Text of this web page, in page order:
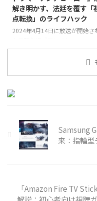
解き明かす、法廷を覆す「
点転換」のライフハック
2024年4月14日に放送が開始さ
は、その衝撃的なストーリー展
で多くの視聴者を惹きつけまし
される日本の刑事裁判において、
殺人犯をも無罪にしてしまう
Samsung
来：指輪
「Amazon Fire TV